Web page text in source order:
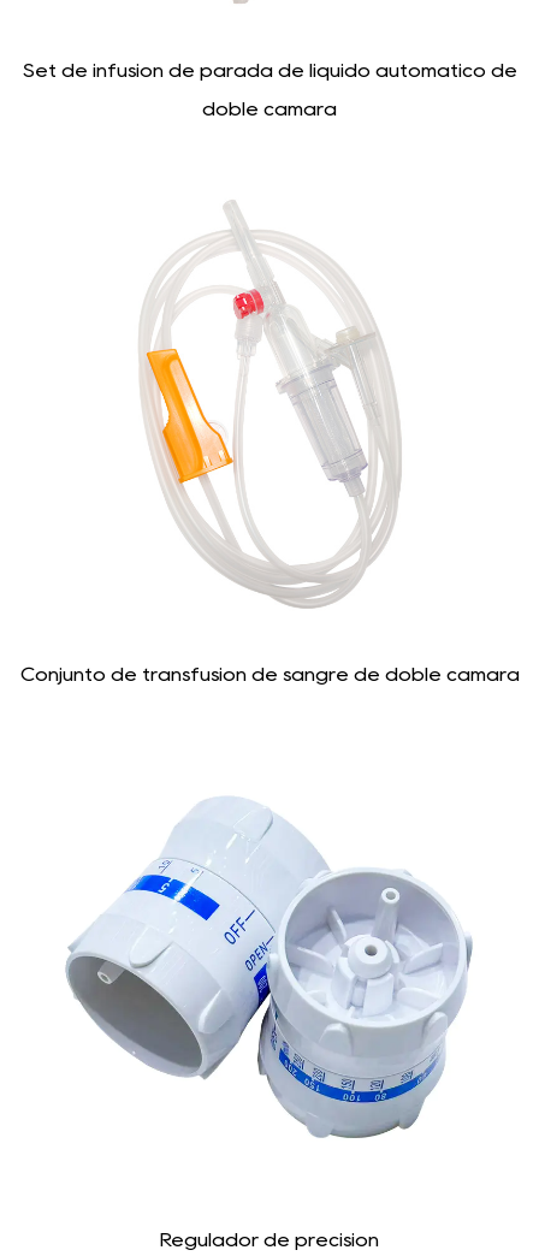
Set de infusión de parada de líquido automático de
doble cámara
Conjunto de transfusión de sangre de doble cámara
Regulador de precisión